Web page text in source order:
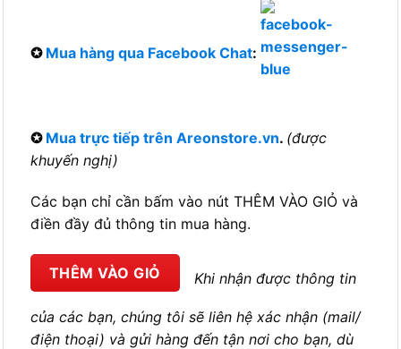
✪ Mua hàng qua Facebook Chat:
✪ Mua trực tiếp trên Areonstore.vn. (được
khuyến nghị)
Các bạn chỉ cần bấm vào nút THÊM VÀO GIỎ và
điền đầy đủ thông tin mua hàng.
THÊM VÀO GIỎ Khi nhận được thông tin
của các bạn, chúng tôi sẽ liên hệ xác nhận (mail/
điện thoại) và gửi hàng đến tận nơi cho bạn, dù